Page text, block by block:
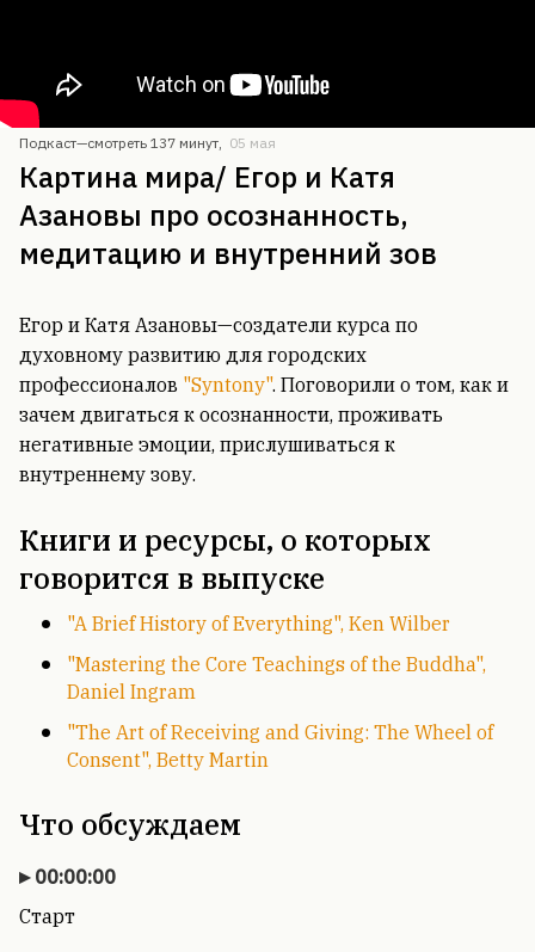
Подкаст—смотреть 137 минут, 05 мая
Картина мира/ Егор и Катя
Азановы про осознанность,
медитацию и внутренний зов
Егор и Катя Азановы—создатели курса по
духовному развитию для городских
профессионалов "Syntony". Поговорили о том, как и
зачем двигаться к осознанности, проживать
негативные эмоции, прислушиваться к
внутреннему зову.
Книги и ресурсы, о которых
говорится в выпуске
"A Brief History of Everything", Ken Wilber
"Mastering the Core Teachings of the Buddha",
Daniel Ingram
"The Art of Receiving and Giving: The Wheel of
Consent", Betty Martin
Что обсуждаем
00:00:00
Старт